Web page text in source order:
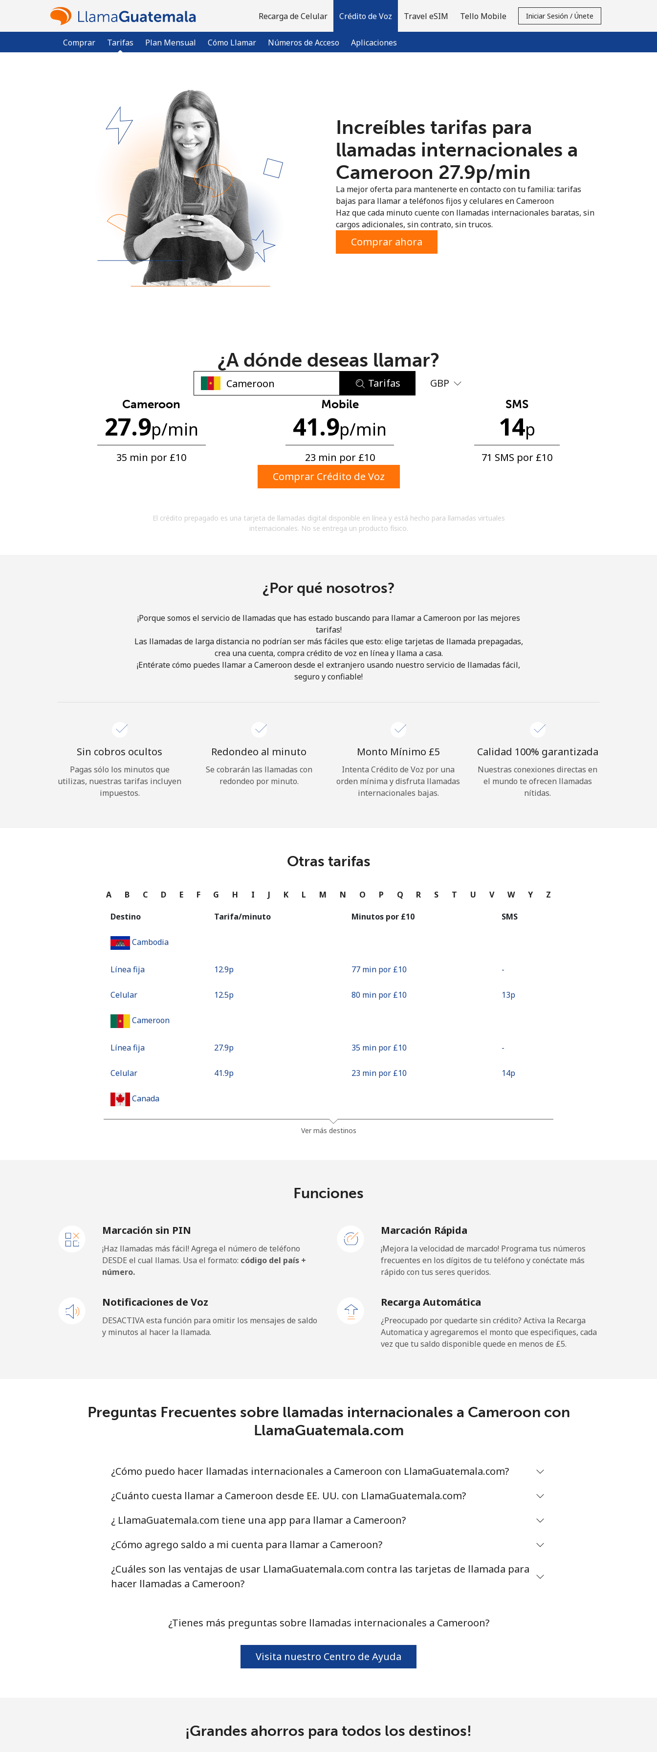
Recarga de Celular Crédito de Voz
Comprar Tarifas Plan Mensual Cómo Llamar Números de Acceso Aplicaciones
Travel eSIM Tello Mobile Iniciar Sesión / Únete
¿Ya tienes una cuenta? Inicia sesión →
Regístrate con
No se ha creado una contraseña
Mínimo 8 caracteres
Una letra mayúscula y una minúscula
Un caracter especial
acuerdo con estos
Términos y condiciones.
Únete
¡Hola!
Continuar con
Increíbles tarifas para
llamadas internacionales a
Cameroon ⁦27.9p⁩/min
La mejor oferta para mantenerte en contacto con tu familia: tarifas
bajas para llamar a teléfonos fijos y celulares en Cameroon
Haz que cada minuto cuente con llamadas internacionales baratas, sin
cargos adicionales, sin contrato, sin trucos.
Comprar ahora
¿A dónde deseas llamar?
Tarifas GBP
Cameroon
27.9p/min
35 min por ⁦£10⁩
Mobile
41.9p/min
23 min por ⁦£10⁩
SMS
14p
71 SMS por ⁦£10⁩
Comprar Crédito de Voz
El crédito prepagado es una tarjeta de llamadas digital disponible en línea y está hecho para llamadas virtuales
internacionales. No se entrega un producto físico.
¿Por qué nosotros?
¡Porque somos el servicio de llamadas que has estado buscando para llamar a Cameroon por las mejores
tarifas!
Las llamadas de larga distancia no podrían ser más fáciles que esto: elige tarjetas de llamada prepagadas,
crea una cuenta, compra crédito de voz en línea y llama a casa.
¡Entérate cómo puedes llamar a Cameroon desde el extranjero usando nuestro servicio de llamadas fácil,
seguro y confiable!
Sin cobros ocultos
Pagas sólo los minutos que
utilizas, nuestras tarifas incluyen
impuestos.
Redondeo al minuto
Se cobrarán las llamadas con
redondeo por minuto.
Monto Mínimo ⁦£5⁩
Intenta Crédito de Voz por una
orden mínima y disfruta llamadas
internacionales bajas.
Calidad 100% garantizada
Nuestras conexiones directas en
el mundo te ofrecen llamadas
nítidas.
Otras tarifas
A B C D E F G H I J K L M N O P Q R S T U V W Y Z
Destino Tarifa/minuto Minutos por ⁦£10⁩ SMS
Cambodia
Línea fija ⁦12.9p⁩ 77 min por ⁦£10⁩ -
Celular ⁦12.5p⁩ 80 min por ⁦£10⁩ ⁦13p⁩
Cameroon
Línea fija ⁦27.9p⁩ 35 min por ⁦£10⁩ -
Celular ⁦41.9p⁩ 23 min por ⁦£10⁩ ⁦14p⁩
Canada
Caribbean Netherlands
Línea fija ⁦18.9p⁩ 52 min por ⁦£10⁩ -
Cayman Islands
Línea fija 60 min por ⁦£10⁩ -
Línea fija ⁦67.9p⁩ 14 min por ⁦£10⁩ -
17 min por ⁦£10⁩
Línea fija ⁦60.9p⁩ 16 min por ⁦£10⁩
Celular ⁦55.5p⁩ 18 min por ⁦£10⁩
Chile
Línea fija ⁦3.5p⁩ 285 min por ⁦£10⁩ -
⁦1.5p⁩ 665 min por ⁦£10⁩
Christmas Island
Ver más destinos
Funciones
Marcación sin PIN
¡Haz llamadas más fácil! Agrega el número de teléfono
DESDE el cual llamas. Usa el formato: código del país +
número.
Marcación Rápida
¡Mejora la velocidad de marcado! Programa tus números
frecuentes en los dígitos de tu teléfono y conéctate más
rápido con tus seres queridos.
Notificaciones de Voz
DESACTIVA esta función para omitir los mensajes de saldo
y minutos al hacer la llamada.
Recarga Automática
¿Preocupado por quedarte sin crédito? Activa la Recarga
Automatica y agregaremos el monto que especifiques, cada
vez que tu saldo disponible quede en menos de ⁦£5⁩.
Preguntas Frecuentes sobre llamadas internacionales a Cameroon con
LlamaGuatemala.com
¿Cómo puedo hacer llamadas internacionales a Cameroon con LlamaGuatemala.com?
¿Cuánto cuesta llamar a Cameroon desde EE. UU. con LlamaGuatemala.com?
¿ LlamaGuatemala.com tiene una app para llamar a Cameroon?
¿Cómo agrego saldo a mi cuenta para llamar a Cameroon?
¿Cuáles son las ventajas de usar LlamaGuatemala.com contra las tarjetas de llamada para
hacer llamadas a Cameroon?
¿Tienes más preguntas sobre llamadas internacionales a Cameroon?
Visita nuestro Centro de Ayuda
¡Grandes ahorros para todos los destinos!